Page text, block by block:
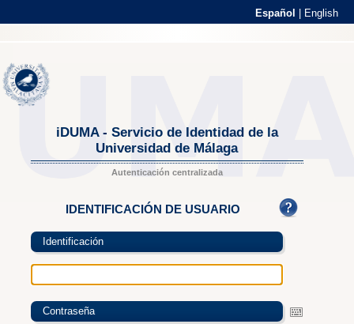
Español English
iDUMA - Servicio de Identidad de la
Universidad de Málaga
Autenticación centralizada
IDENTIFICACIÓN DE USUARIO
Identificación
Contraseña